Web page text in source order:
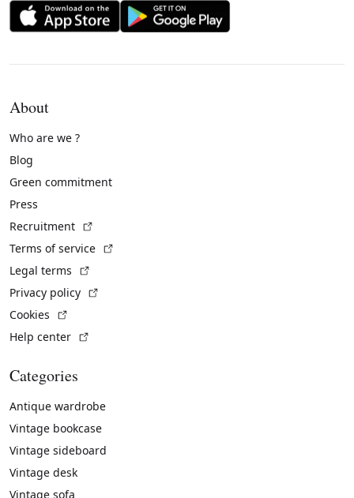
About
Who are we ?
Blog
Green commitment
Press
Recruitment
Terms of service
Legal terms
Privacy policy
Cookies
Help center
Categories
Antique wardrobe
Vintage bookcase
Vintage sideboard
Vintage desk
Vintage sofa